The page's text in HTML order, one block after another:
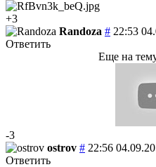
+3
Randoza # 22:53
Ответить
Еще на
-3
ostrov # 22:56
Ответить